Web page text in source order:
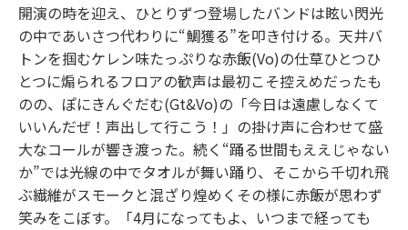
開演の時を迎え、ひとりずつ登場したバンドは眩い閃光
の中であいさつ代わりに“鯛獲る”を叩き付ける。天井バ
トンを掴むケレン味たっぷりな赤飯(Vo)の仕草ひとつひ
とつに煽られるフロアの歓声は最初こそ控えめだったも
のの、ぽにきんぐだむ(Gt&Vo)の「今日は遠慮しなくて
いいんだぜ！声出して行こう！」の掛け声に合わせて盛
大なコールが響き渡った。続く“踊る世間もええじゃない
か”では光線の中でタオルが舞い踊り、そこから千切れ飛
ぶ繊維がスモークと混ざり煌めくその様に赤飯が思わず
笑みをこぼす。「4月になってもよ、いつまで経っても